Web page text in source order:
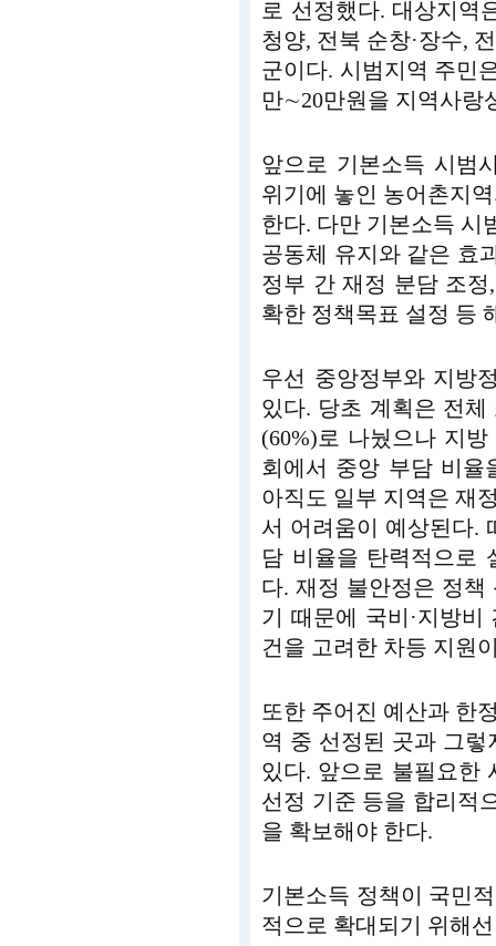
로 선정했다. 대상지역
청양, 전북 순창·장수,
군이다. 시범지역 주민
만∼20만원을 지역사랑
앞으로 기본소득 시범
위기에 놓인 농어촌지
한다. 다만 기본소득 시
공동체 유지와 같은 효
정부 간 재정 분담 조
확한 정책목표 설정 등
우선 중앙정부와 지방
있다. 당초 계획은 전
(60%)로 나눴으나 지
회에서 중앙 부담 비율
아직도 일부 지역은 재
서 어려움이 예상된다.
담 비율을 탄력적으로
다. 재정 불안정은 정
기 때문에 국비·지방
건을 고려한 차등 지원
또한 주어진 예산과 한
역 중 선정된 곳과 그
있다. 앞으로 불필요한
선정 기준 등을 합리적
을 확보해야 한다.
기본소득 정책이 국민
적으로 확대되기 위해